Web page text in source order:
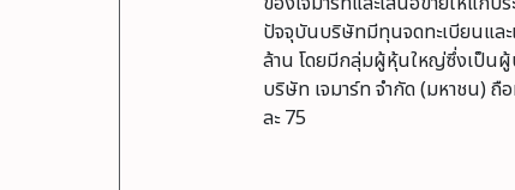
ปัจจุบันบริษัทมีทุนจดทะเบียนและ
ล้าน โดยมีกลุ่มผู้หุ้นใหญ่ซึ่งเป็นผู้
บริษัท เจมาร์ท จำกัด (มหาชน) ถื
ละ 75